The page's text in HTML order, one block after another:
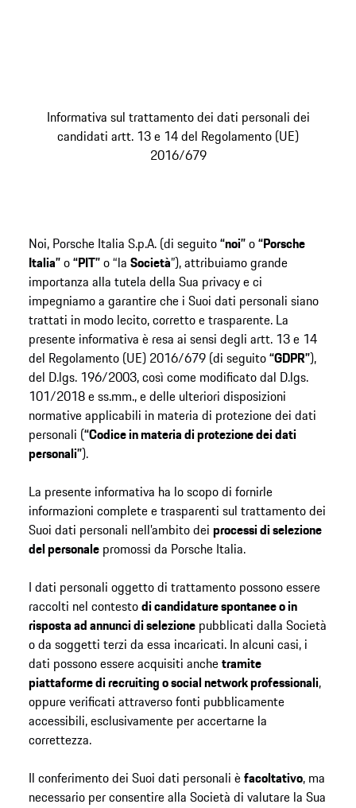
Informativa sul trattamento dei dati personali dei
candidati artt. 13 e 14 del Regolamento (UE)
2016/679
Noi, Porsche Italia S.p.A. (di seguito“noi”o“Porsche
Italia”o“PIT”o “la Società”), attribuiamo grande
importanza alla tutela della Sua privacy e ci
impegniamo a garantire che i Suoi dati personali siano
trattati in modo lecito, corretto e trasparente. La
presente informativa è resa ai sensi degli artt. 13 e 14
del Regolamento (UE) 2016/679 (di seguito“GDPR”),
del D.lgs. 196/2003, così come modificato dal D.lgs.
101/2018 e ss.mm., e delle ulteriori disposizioni
normative applicabili in materia di protezione dei dati
personali (“Codice in materia di protezione dei dati
personali”).
La presente informativa ha lo scopo di fornirle
informazioni complete e trasparenti sul trattamento dei
Suoi dati personali nell’ambito dei processi di selezione
del personalepromossi da Porsche Italia.
I dati personali oggetto di trattamento possono essere
raccolti nel contestodi candidature spontanee o in
risposta ad annunci di selezionepubblicati dalla Società
o da soggetti terzi da essa incaricati. In alcuni casi, i
dati possono essere acquisiti anchetramite
piattaforme di recruiting o social network professionali,
oppure verificati attraverso fonti pubblicamente
accessibili, esclusivamente per accertarne la
correttezza.
Il conferimento dei Suoi dati personali èfacoltativo, ma
necessario per consentire alla Società di valutare la Sua